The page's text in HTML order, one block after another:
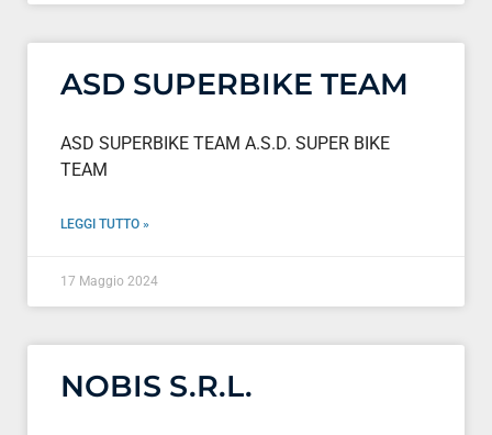
ASD SUPERBIKE TEAM
ASD SUPERBIKE TEAM A.S.D. SUPER BIKE
TEAM
LEGGI TUTTO »
17 Maggio 2024
NOBIS S.R.L.